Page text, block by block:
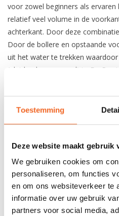
Toestemming
Deze website maakt gebruik
We gebruiken cookies om
personaliseren, om functies
en om ons websiteverkeer te
informatie over uw gebruik
partners voor social media,
voor zowel beginners als
relatief veel volume in de
achterkant. Door deze
Door de bollere en opstaande
uit het water te trekken
(plat landen na verval) is. De
cm en is relatief smal, hierdoor
runner behoorlijk snel. Door zijn
zijkant en relatief weinig volume
rivieren met meer verval
De Action uitvoering heeft een
verhouding tot de Creek versie.
verstelbaar en in de voorpunt zit
wel geleverd incl. verstelbare